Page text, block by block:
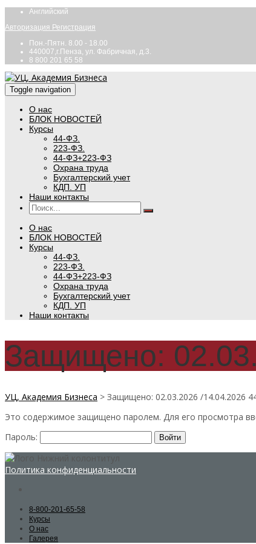
Английский
Авторизация Регистрация
Пон.-Пятн. 8.00 - 18.00
440007,г.Пенза, ул. Фабричная, д.3.
8 800 201 65 58
Toggle navigation
О нас
БЛОК НОВОСТЕЙ
Курсы
44-ФЗ.
223-ФЗ.
44-ФЗ+223-ФЗ
Охрана труда
Бухгалтерский учет
КДП. УП
Наши контакты
О нас
БЛОК НОВОСТЕЙ
Курсы
44-ФЗ.
223-ФЗ.
44-ФЗ+223-ФЗ
Охрана труда
Бухгалтерский учет
КДП. УП
Наши контакты
Защищено:
УЦ, Академия Бизнеса > Защищено: 02.03.2026 /14.04.2026
Это содержимое защищено паролем. Для его просмотра
Пароль:
Политика конфиденциальности
8-800-201-65-58
Курсы
О нас
Галерея